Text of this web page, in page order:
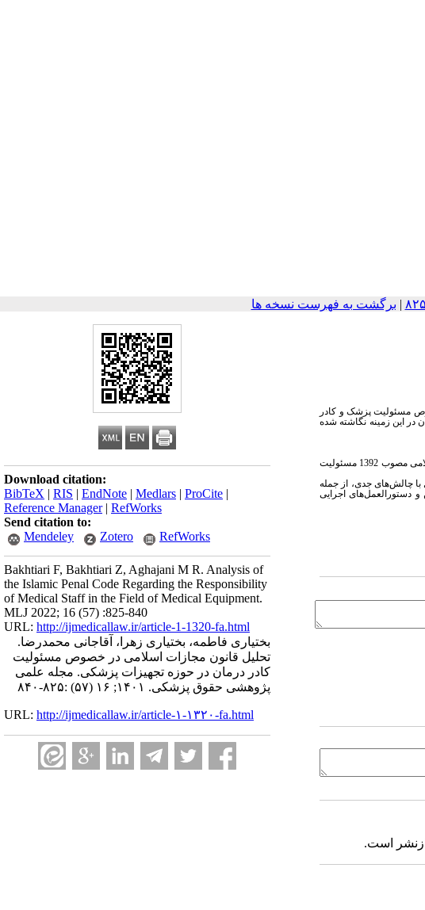
| برگشت به فهرست نسخه ها
Download citation:
BibTeX | RIS | EndNote | Medlars | ProCite |
Reference Manager| RefWorks
Send citation to:
Mendeley
Zotero RefWorks
Bakhtiari F, Bakhtiari Z, Aghajani M R. Analysis of
the Islamic Penal Code Regarding the Responsibility
of Medical Staff in the Field of Medical Equipment.
MLJ 2022; 16 (57) :825-840
URL: http://ijmedicallaw.ir/article-1-1320-fa.html
بختیاری فاطمه، بختیاری زهرا، آقاجانی محمدرضا.
تحلیل قانون مجازات اسلامی در خصوص مسئولیت
کادر درمان در حوزه تجهیزات پزشکی. مجله علمی
پژوهشی حقوق پزشکی. ۱۴۰۱; ۱۶ (۵۷) :۸۲۵-۸۴۰
URL: http://ijmedicallaw.ir/article-۱-۱۳۲۰-fa.html
مسئولیت پزشک و کادر
در این زمینه نگاشته شده
یافته‌ها حاکی از آن است که در ماده 319 قانون مجازات اسلامی مصوب 1370 اصل بر مسئولیت مطلق کادر درمان بود، حال آنکه در ماده 495 قانون مجازات اسلامی مصوب 1392 مسئولیت
با چالش‌های جدی، از جمله
دستورالعمل‌های اجرایی
است.